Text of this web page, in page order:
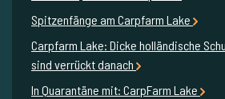
Spitzenfänge am Carpfarm Lake
Carpfarm Lake: Dicke holländische
sind verrückt danach
In Quarantäne mit: CarpFarm Lake